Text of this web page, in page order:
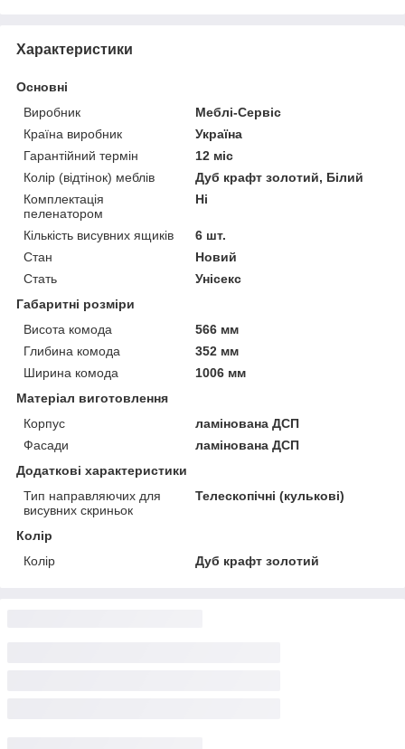
Характеристики
Основні
Виробник
Меблі-Сервіс
Країна виробник
Україна
Гарантійний термін
12 міс
Колір (відтінок) меблів
Дуб крафт золотий, Білий
Комплектація
пеленатором
Ні
Кількість висувних ящиків
6 шт.
Стан
Новий
Стать
Унісекс
Габаритні розміри
Висота комода
566 мм
Глибина комода
352 мм
Ширина комода
1006 мм
Матеріал виготовлення
Корпус
ламінована ДСП
Фасади
ламінована ДСП
Додаткові характеристики
Тип направляючих для
висувних скриньок
Телескопічні (кулькові)
Колір
Колір
Дуб крафт золотий